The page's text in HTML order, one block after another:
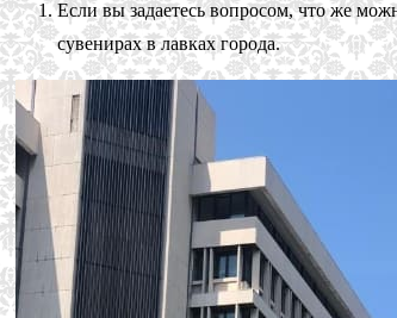
Если вы задаетесь вопросом, что же
сувенирах в лавках города.